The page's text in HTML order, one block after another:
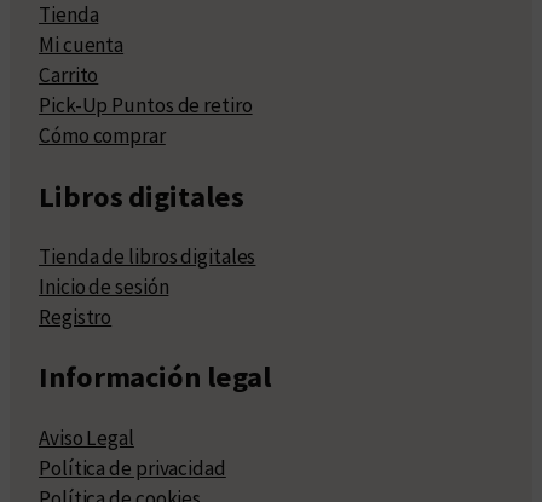
Tienda
Mi cuenta
Carrito
Pick-Up Puntos de retiro
Cómo comprar
Libros digitales
Tienda de libros digitales
Inicio de sesión
Registro
Información legal
Aviso Legal
Política de privacidad